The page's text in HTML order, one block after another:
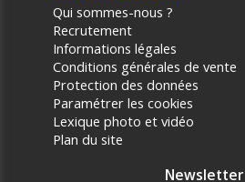
Qui sommes-nous ?
Recrutement
Informations légales
Conditions générales de vente
Protection des données
Paramétrer les cookies
Lexique photo et vidéo
Plan du site
Newsletter